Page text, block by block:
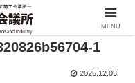
1
2025.12.03
MENU